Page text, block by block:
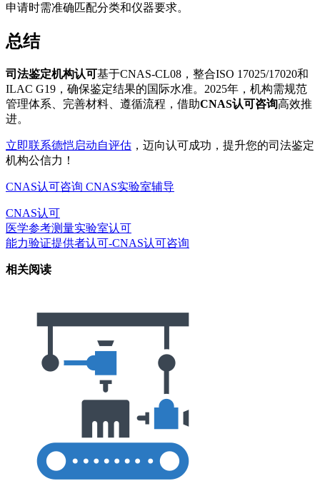
申请时需准确匹配分类和仪器要求。
总结
司法鉴定机构认可基于CNAS-CL08，整合ISO 17025/17020和
ILAC G19，确保鉴定结果的国际水准。2025年，机构需规范
管理体系、完善材料、遵循流程，借助CNAS认可咨询高效推
进。
立即联系德恺启动自评估 ，迈向认可成功，提升您的司法鉴定
机构公信力！
CNAS认可咨询 CNAS实验室辅导
CNAS认可
医学参考测量实验室认可
能力验证提供者认可-CNAS认可咨询
相关阅读